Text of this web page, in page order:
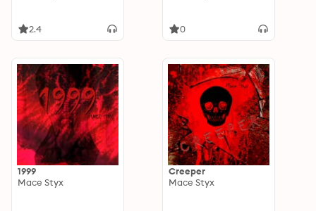
2.4 0
1999
Mace Styx
Creeper
Mace Styx